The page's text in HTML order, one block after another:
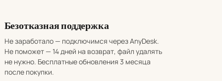
Безотказная поддержка
Не заработало — подключимся через AnyDesk.
Не поможет — 14 дней на возврат, файл удалять
не нужно. Бесплатные обновления 3 месяца
после покупки.